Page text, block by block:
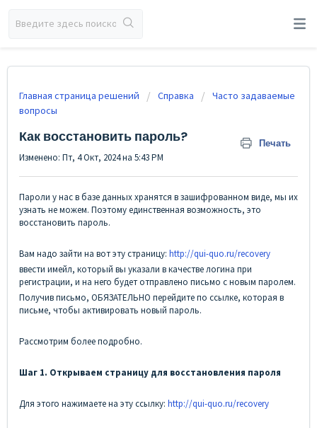
Главная страница решений Справка
Часто задаваемые
вопросы
Как восстановить пароль? Печать
Изменено: Пт, 4 Окт, 2024 на 5:43 PM
Пароли у нас в базе данных хранятся в зашифрованном виде, мы их
узнать не можем. Поэтому единственная возможность, это
восстановить пароль.
Вам надо зайти на вот эту страницу: http://qui-quo.ru/recovery
ввести имейл, который вы указали в качестве логина при
регистрации, и на него будет отправлено письмо с новым паролем.
Получив письмо, ОБЯЗАТЕЛЬНО перейдите по ссылке, которая в
письме, чтобы активировать новый пароль.
Рассмотрим более подробно.
Шаг 1. Открываем страницу для восстановления пароля
Для этого нажимаете на эту ссылку: http://qui-quo.ru/recovery